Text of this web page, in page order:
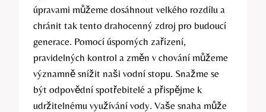
úpravami můžeme dosáhnout velkého rozdílu a
chránit tak tento drahocenný zdroj pro budoucí
generace. Pomocí úsporných zařízení,
pravidelných kontrol a změn v chování můžeme
významně snížit naši vodní stopu. Snažme se
být odpovědní spotřebitelé a přispějme k
udržitelnému využívání vody. Vaše snaha může